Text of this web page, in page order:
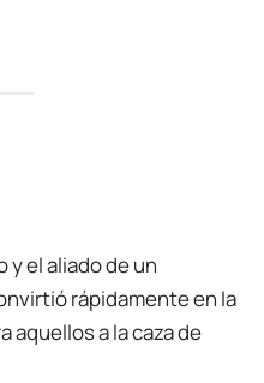
y el aliado de un
rápidamente en la
aquellos a la caza de